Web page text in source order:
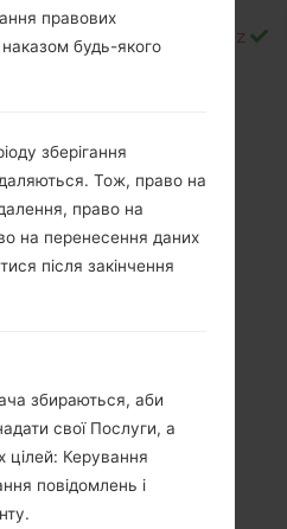
правових
будь-якого
зберігання
Тож, право на
право на
на перенесення даних
після закінчення
збираються, аби
свої Послуги, а
цілей: Керування
повідомлень і